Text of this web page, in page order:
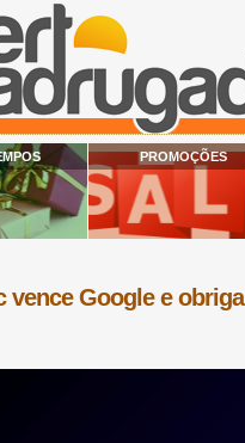
PROMOÇÕES
vence Google e